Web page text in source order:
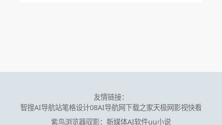
友情链接：
智搜AI导航站笔格设计08AI导航网下载之家天极网影视快看
紫鸟浏览器驭影：新媒体AI软件uu小说